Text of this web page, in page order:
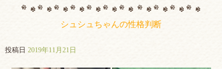
シュシュちゃんの性格判断
投稿日 2019年11月21日